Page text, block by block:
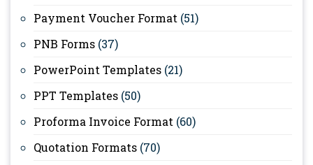
Payment Voucher Format (51)
PNB Forms (37)
PowerPoint Templates (21)
PPT Templates (50)
Proforma Invoice Format (60)
Quotation Formats (70)